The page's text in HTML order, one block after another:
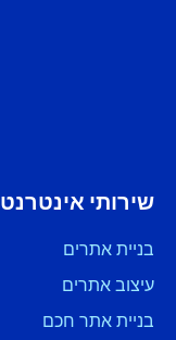
שירותי אינטרנט
בניית אתרים
עיצוב אתרים
בניית אתר חכם